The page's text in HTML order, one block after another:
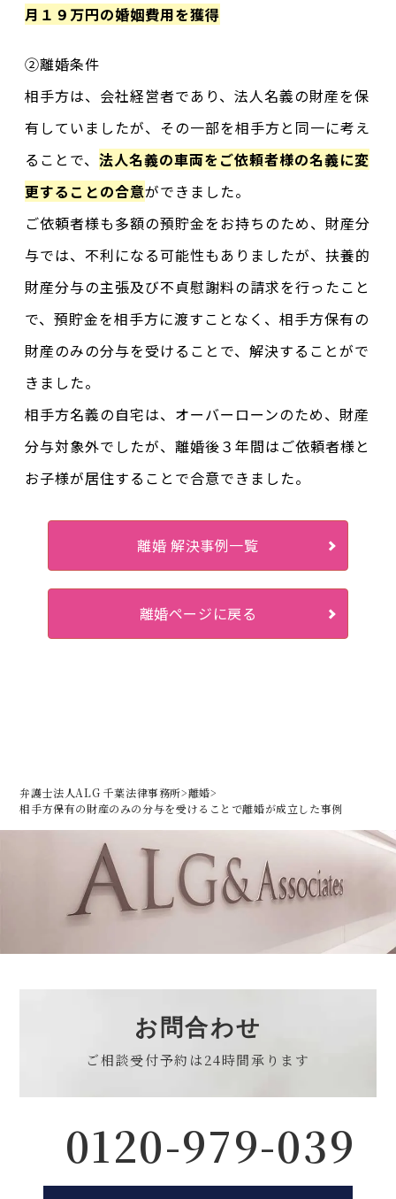
月１９万円の婚姻費用を獲得
②離婚条件
相手方は、会社経営者であり、法人名義の財産を保
有していましたが、その一部を相手方と同一に考え
ることで、法人名義の車両をご依頼者様の名義に変
更することの合意ができました。
ご依頼者様も多額の預貯金をお持ちのため、財産分
与では、不利になる可能性もありましたが、扶養的
財産分与の主張及び不貞慰謝料の請求を行ったこと
で、預貯金を相手方に渡すことなく、相手方保有の
財産のみの分与を受けることで、解決することがで
きました。
相手方名義の自宅は、オーバーローンのため、財産
分与対象外でしたが、離婚後３年間はご依頼者様と
お子様が居住することで合意できました。
離婚 解決事例一覧
離婚ページに戻る
弁護士法人ALG 千葉法律事務所>離婚>
相手方保有の財産のみの分与を受けることで離婚が成立した事例
お問合わせ
ご相談受付予約は24時間承ります
0120-979-039